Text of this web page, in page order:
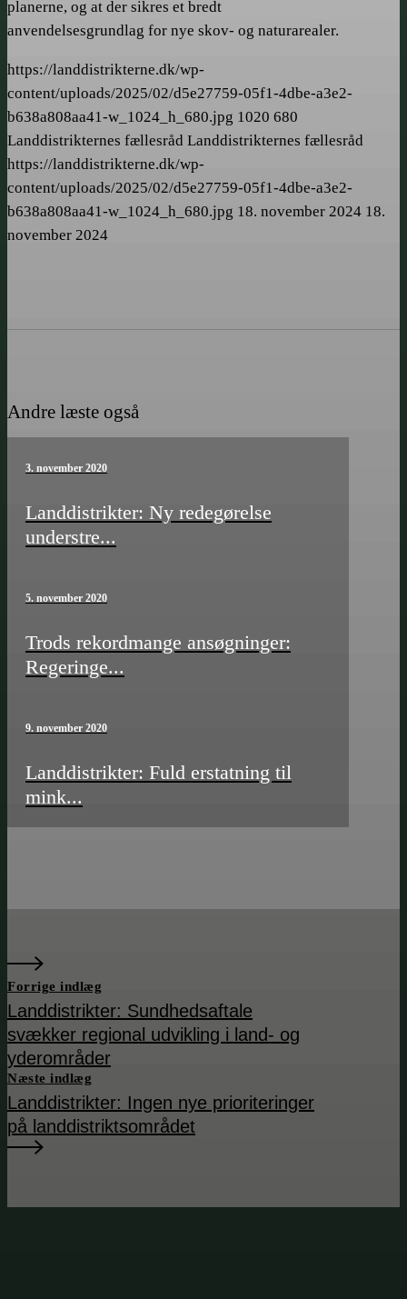
planerne, og at der sikres et bredt
anvendelsesgrundlag for nye skov- og naturarealer.
https://landdistrikterne.dk/wp-
content/uploads/2025/02/d5e27759-05f1-4dbe-a3e2-
b638a808aa41-w_1024_h_680.jpg 1020 680
Landdistrikternes fællesråd Landdistrikternes fællesråd
https://landdistrikterne.dk/wp-
content/uploads/2025/02/d5e27759-05f1-4dbe-a3e2-
b638a808aa41-w_1024_h_680.jpg 18. november 2024 18.
november 2024
Andre læste også
3. november 2020
Landdistrikter: Ny redegørelse
understre...
5. november 2020
Trods rekordmange ansøgninger:
Regeringe...
9. november 2020
Landdistrikter: Fuld erstatning til
mink...
Forrige indlæg
Landdistrikter: Sundheds­aftale
svækker regional udvikling i land- og
yderområder
Næste indlæg
Landdistrikter: Ingen nye prioriteringer
på landdistrikts­området